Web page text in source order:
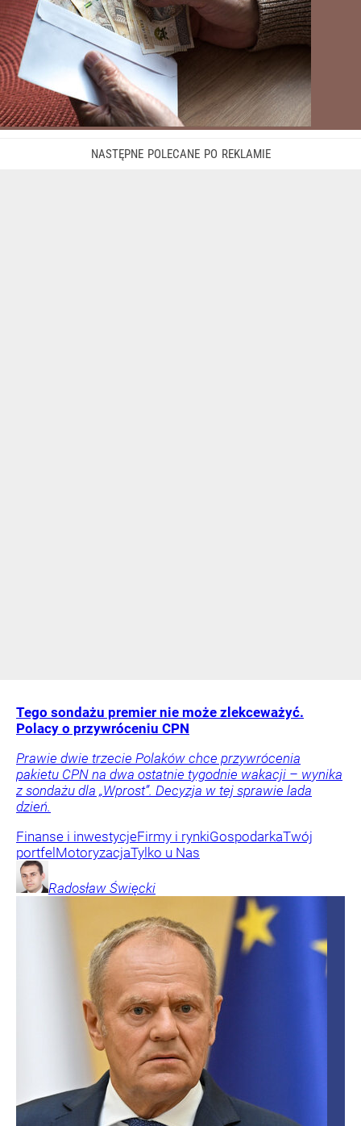
Tego sondażu premier nie może zlekceważyć.
Polacy o przywróceniu CPN
Prawie dwie trzecie Polaków chce przywrócenia
pakietu CPN na dwa ostatnie tygodnie wakacji – wynika
z sondażu dla „Wprost”. Decyzja w tej sprawie lada
dzień.
Finanse i inwestycjeFirmy i rynkiGospodarkaTwój
portfel MotoryzacjaTylko u Nas
Radosław Święcki